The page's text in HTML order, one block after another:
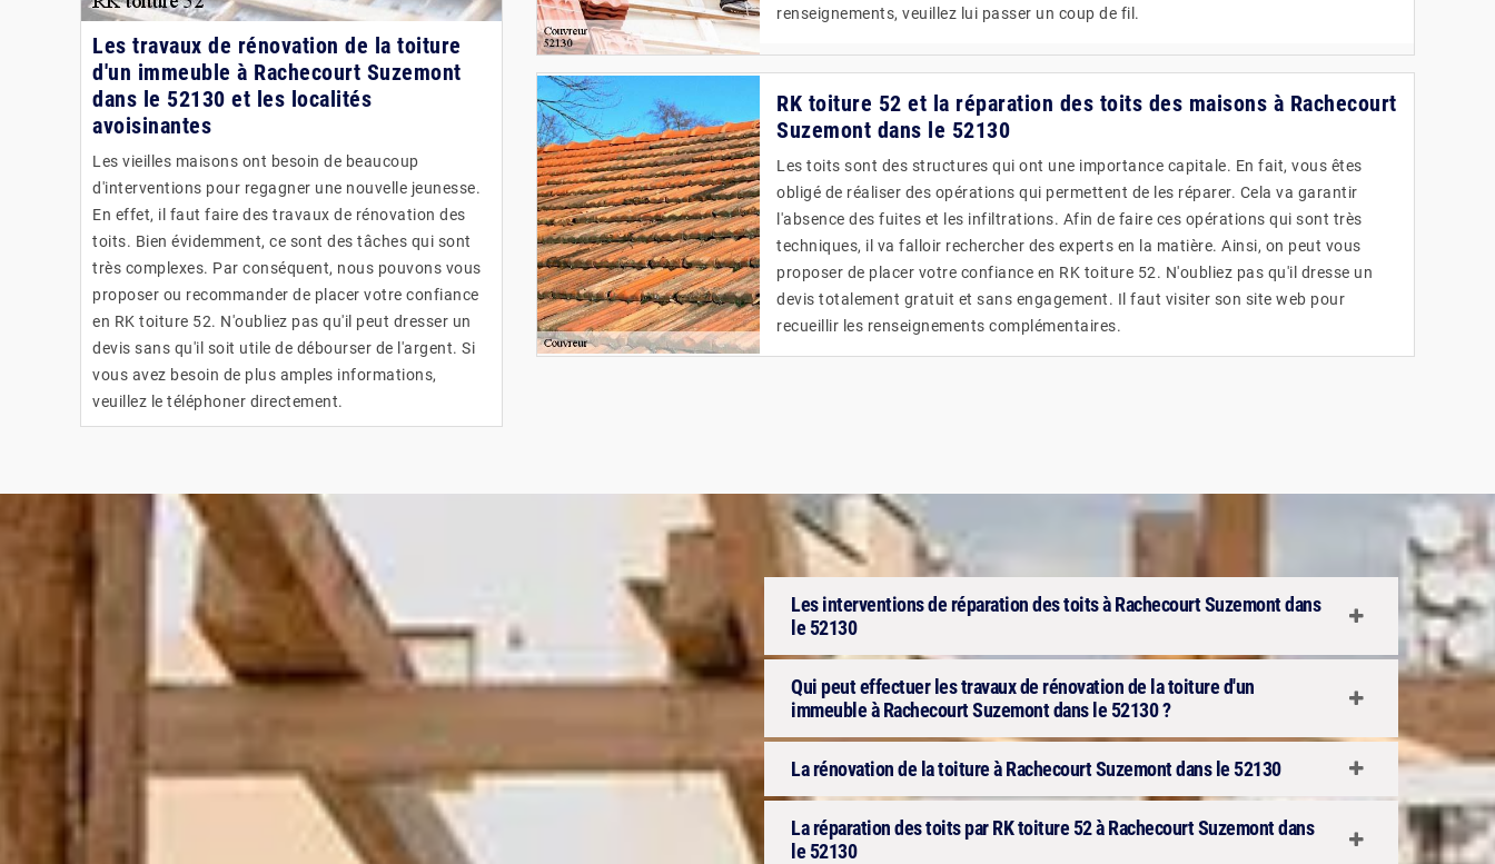
Les travaux de rénovation de la toiture
d'un immeuble à Rachecourt Suzemont
dans le 52130 et les localités
avoisinantes
Les vieilles maisons ont besoin de beaucoup
d'interventions pour regagner une nouvelle jeunesse.
En effet, il faut faire des travaux de rénovation des
toits. Bien évidemment, ce sont des tâches qui sont
très complexes. Par conséquent, nous pouvons vous
proposer ou recommander de placer votre confiance
en RK toiture 52. N'oubliez pas qu'il peut dresser un
devis sans qu'il soit utile de débourser de l'argent. Si
vous avez besoin de plus amples informations,
veuillez le téléphoner directement.
renseignements, veuillez lui passer un coup de fil.
RK toiture 52 et la réparation des toits des maisons à Rachecourt
Suzemont dans le 52130
Les toits sont des structures qui ont une importance capitale. En fait, vous êtes
obligé de réaliser des opérations qui permettent de les réparer. Cela va garantir
l'absence des fuites et les infiltrations. Afin de faire ces opérations qui sont très
techniques, il va falloir rechercher des experts en la matière. Ainsi, on peut vous
proposer de placer votre confiance en RK toiture 52. N'oubliez pas qu'il dresse un
devis totalement gratuit et sans engagement. Il faut visiter son site web pour
recueillir les renseignements complémentaires.
Les interventions de réparation des toits à Rachecourt Suzemont dans
le 52130
Qui peut effectuer les travaux de rénovation de la toiture d'un
immeuble à Rachecourt Suzemont dans le 52130 ?
La rénovation de la toiture à Rachecourt Suzemont dans le 52130
La réparation des toits par RK toiture 52 à Rachecourt Suzemont dans
le 52130